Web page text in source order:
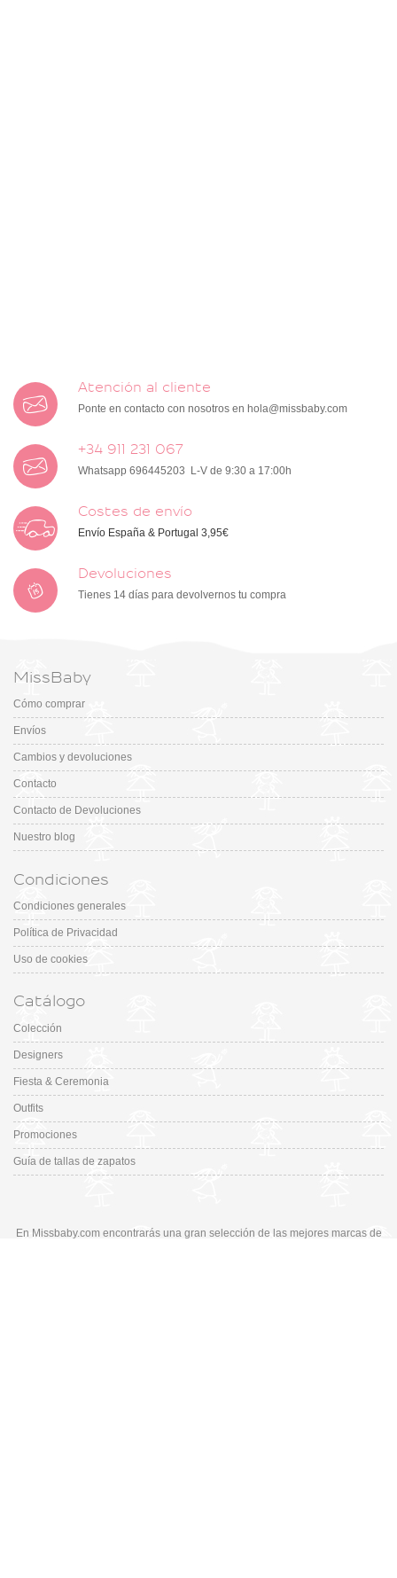
Atención al cliente
Ponte en contacto con nosotros en hola@missbaby.com
+34 911 231 067
Whatsapp 696445203 L-V de 9:30 a 17:00h
Costes de envío
Envío España & Portugal 3,95€
Devoluciones
Tienes 14 días para devolvernos tu compra
MissBaby
Cómo comprar
Envíos
Cambios y devoluciones
Contacto
Contacto de Devoluciones
Nuestro blog
Condiciones
Condiciones generales
Política de Privacidad
Uso de cookies
Catálogo
Colección
Designers
Fiesta & Ceremonia
Outfits
Promociones
Guía de tallas de zapatos
En Missbaby.com encontrarás una gran selección de las mejores marcas de